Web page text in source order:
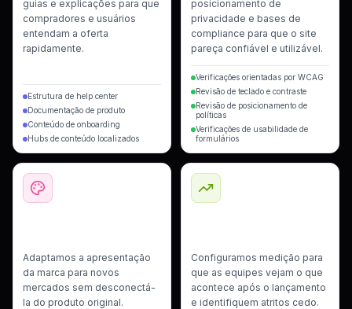
guias e explicações para que
compradores e usuários
entendam a oferta
rapidamente.
Estrutura de help center
Documentação de produto
Conteúdo de onboarding
Hubs de conteúdo localizados
posicionamento de
privacidade e bases de
compliance para que o site
pareça confiável e utilizável.
Verificações orientadas por WCAG
Revisão de teclado e contraste
Revisão de posicionamento de
políticas
Verificações de usabilidade de
formulários
Adaptamos a apresentação
da marca para novos
mercados sem desconectá-
la do produto original.
Configuramos medição para
que as equipes vejam o que
acontece após o lançamento
e identifiquem atritos cedo.